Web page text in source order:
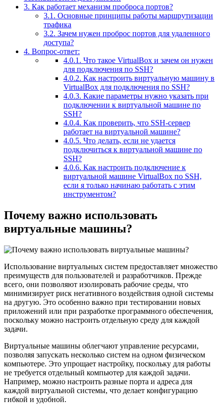
3. Как работает механизм проброса портов?
3.1. Основные принципы работы маршрутизации
трафика
3.2. Зачем нужен проброс портов для удаленного
доступа?
4. Вопрос-ответ:
4.0.1. Что такое VirtualBox и зачем он нужен
для подключения по SSH?
4.0.2. Как настроить виртуальную машину в
VirtualBox для подключения по SSH?
4.0.3. Какие параметры нужно указать при
подключении к виртуальной машине по
SSH?
4.0.4. Как проверить, что SSH-сервер
работает на виртуальной машине?
4.0.5. Что делать, если не удается
подключиться к виртуальной машине по
SSH?
4.0.6. Как настроить подключение к
виртуальной машине VirtualBox по SSH,
если я только начинаю работать с этим
инструментом?
Почему важно использовать
виртуальные машины?
Использование виртуальных систем предоставляет множество
преимуществ для пользователей и разработчиков. Прежде
всего, они позволяют изолировать рабочие среды, что
минимизирует риск негативного воздействия одной системы
на другую. Это особенно важно при тестировании новых
приложений или при разработке программного обеспечения,
поскольку можно настроить отдельную среду для каждой
задачи.
Виртуальные машины облегчают управление ресурсами,
позволяя запускать несколько систем на одном физическом
компьютере. Это упрощает настройку, поскольку для работы
не требуется отдельный компьютер для каждой задачи.
Например, можно настроить разные порта и адреса для
каждой виртуальной системы, что делает конфигурацию
гибкой и удобной.